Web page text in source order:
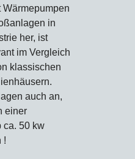
in
her, ist
im Vergleich
klassischen
auch an,
einer
ca. 50 kw
!